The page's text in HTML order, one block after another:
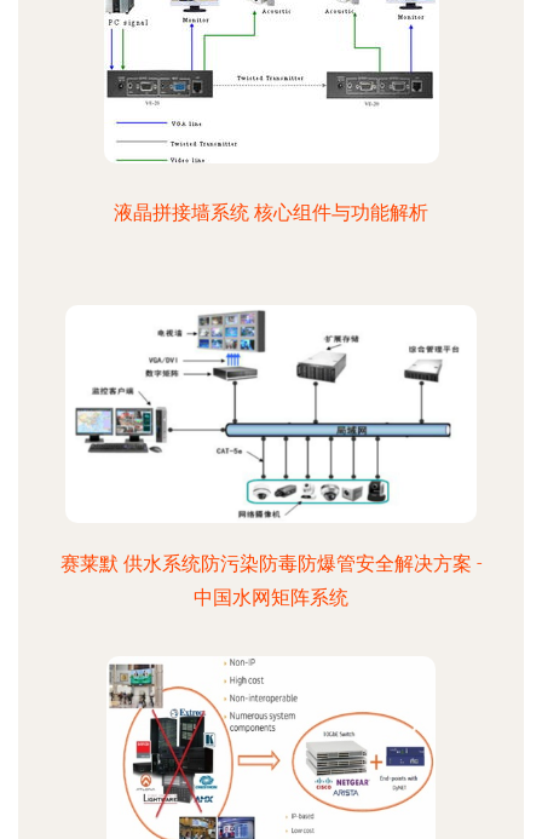
液晶拼接墙系统 核心组件与功能解析
赛莱默 供水系统防污染防毒防爆管安全解决方案 -
中国水网矩阵系统